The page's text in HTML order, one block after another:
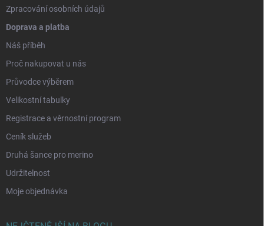
Zpracování osobních údajů
Doprava a platba
Náš příběh
Proč nakupovat u nás
Průvodce výběrem
Velikostní tabulky
Registrace a věrnostní program
Ceník služeb
Druhá šance pro merino
Udržitelnost
Moje objednávka